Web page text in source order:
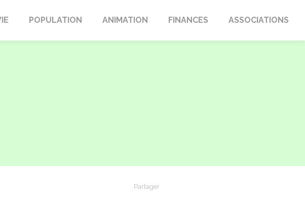
POPULATION ANIMATION FINANCES ASSOCIATIONS
Partager